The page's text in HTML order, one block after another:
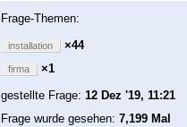
Frage-Themen:
installation ×44
firma
×1
gestellte Frage: 12 Dez '19, 11:21
Frage wurde gesehen: 7,199 Mal